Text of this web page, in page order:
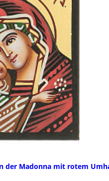
der Madonna mit rotem